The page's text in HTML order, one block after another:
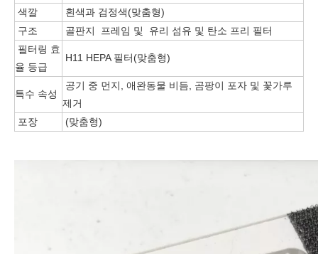
색깔
흰색과 검정색(맞춤형)
구조
골판지 프레임 및 유리 섬유 및 탄소 프리 필터
필터링 효
율 등급
H11 HEPA 필터(맞춤형)
특수 속성
공기 중 먼지, 애완동물 비듬, 곰팡이 포자 및 꽃가루
제거
포장
(맞춤형)